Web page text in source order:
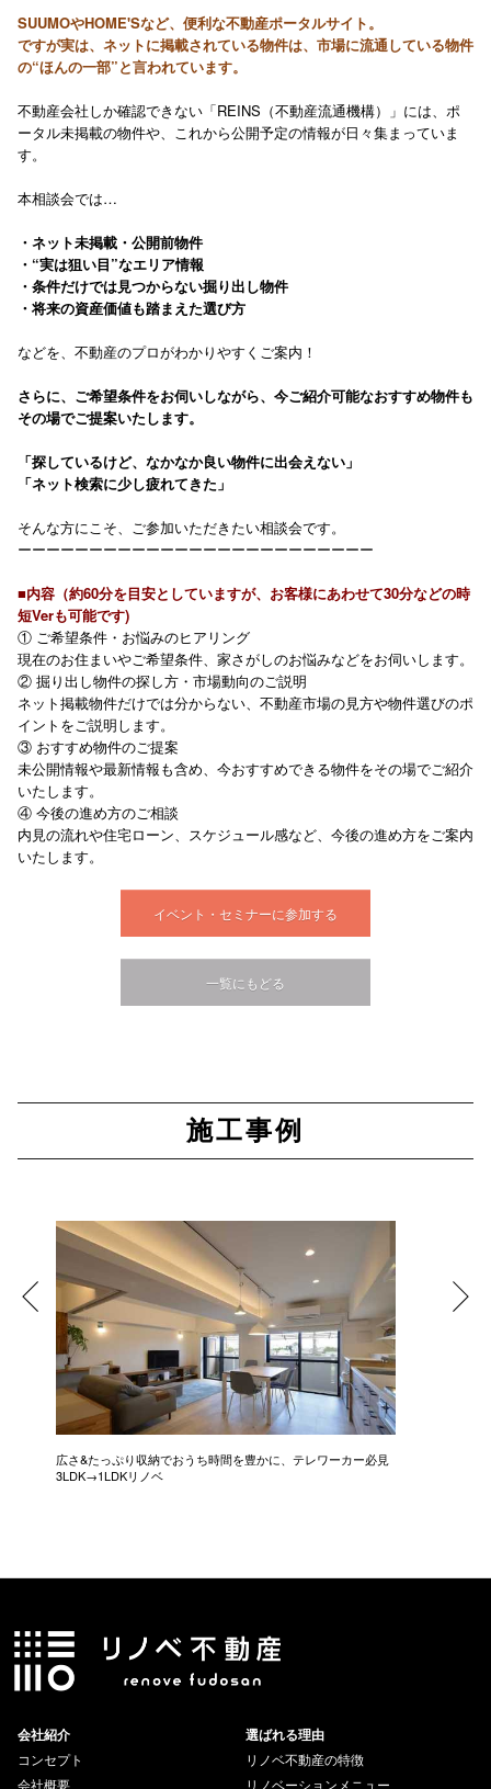
SUUMOやHOME'Sなど、便利な不動産ポータルサイト。
ですが実は、ネットに掲載されている物件は、市場に流通している物件
の“ほんの一部”と言われています。
不動産会社しか確認できない「REINS（不動産流通機構）」には、ポ
ータル未掲載の物件や、これから公開予定の情報が日々集まっていま
す。
本相談会では…
・ネット未掲載・公開前物件
・“実は狙い目”なエリア情報
・条件だけでは見つからない掘り出し物件
・将来の資産価値も踏まえた選び方
などを、不動産のプロがわかりやすくご案内！
さらに、ご希望条件をお伺いしながら、今ご紹介可能なおすすめ物件も
その場でご提案いたします。
「探しているけど、なかなか良い物件に出会えない」
「ネット検索に少し疲れてきた」
そんな方にこそ、ご参加いただきたい相談会です。
ーーーーーーーーーーーーーーーーーーーーーーーーー
■内容（約60分を目安としていますが、お客様にあわせて30分などの時
短Verも可能です)
① ご希望条件・お悩みのヒアリング
現在のお住まいやご希望条件、家さがしのお悩みなどをお伺いします。
② 掘り出し物件の探し方・市場動向のご説明
ネット掲載物件だけでは分からない、不動産市場の見方や物件選びのポ
イントをご説明します。
③ おすすめ物件のご提案
未公開情報や最新情報も含め、今おすすめできる物件をその場でご紹介
いたします。
④ 今後の進め方のご相談
内見の流れや住宅ローン、スケジュール感など、今後の進め方をご案内
いたします。
イベント・セミナーに参加する
一覧にもどる
施工事例
広さ&たっぷり収納でおうち時間を豊かに、テレワーカー必見
3LDK→1LDKリノベ
会社紹介
コンセプト
会社概要
選ばれる理由
リノベ不動産の特徴
リノベーションメニュー